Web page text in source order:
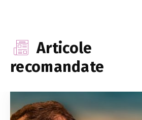
Articole
recomandate